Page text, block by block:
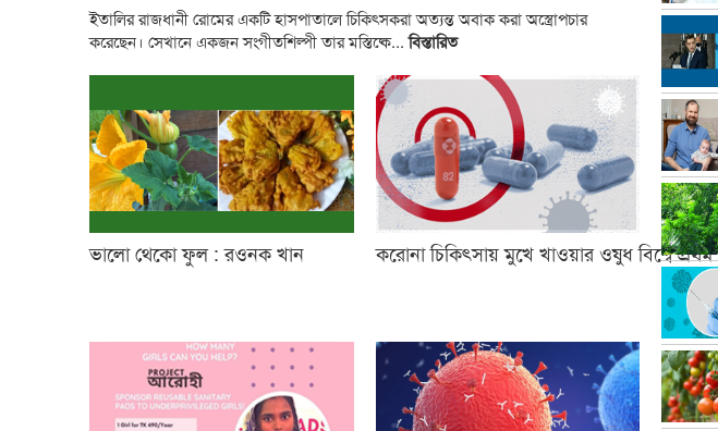
ইতালির রাজধানী রোমের একটি হাসপাতালে চিকিৎসকরা অত্যন্ত অবাক করা অস্ত্রোপচার
করেছেন। সেখানে একজন সংগীতশিল্পী তার মস্তিষ্কে...বিস্তারিত
ভালো থেকো ফুল : রওনক খান করোনা চিকিৎসায় মুখে খাওয়ার ওষুধ বিশ্বে